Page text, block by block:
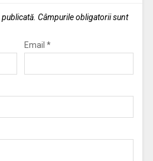
Câmpurile obligatorii sunt
Email *